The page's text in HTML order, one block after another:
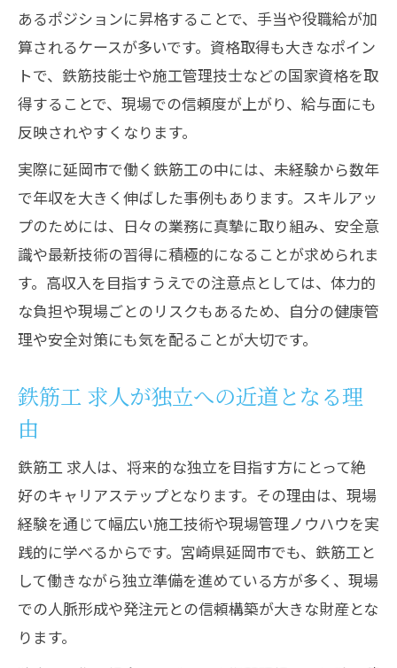
あるポジションに昇格することで、手当や役職給が加
算されるケースが多いです。資格取得も大きなポイン
トで、鉄筋技能士や施工管理技士などの国家資格を取
得することで、現場での信頼度が上がり、給与面にも
反映されやすくなります。
実際に延岡市で働く鉄筋工の中には、未経験から数年
で年収を大きく伸ばした事例もあります。スキルアッ
プのためには、日々の業務に真摯に取り組み、安全意
識や最新技術の習得に積極的になることが求められま
す。高収入を目指すうえでの注意点としては、体力的
な負担や現場ごとのリスクもあるため、自分の健康管
理や安全対策にも気を配ることが大切です。
鉄筋工 求人が独立への近道となる理
由
鉄筋工 求人は、将来的な独立を目指す方にとって絶
好のキャリアステップとなります。その理由は、現場
経験を通じて幅広い施工技術や現場管理ノウハウを実
践的に学べるからです。宮崎県延岡市でも、鉄筋工と
して働きながら独立準備を進めている方が多く、現場
での人脈形成や発注元との信頼構築が大きな財産とな
ります。